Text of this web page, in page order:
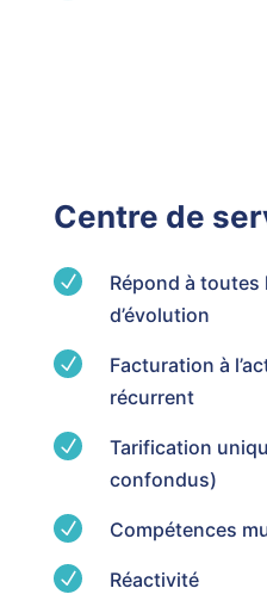
Centre de
N
Répond à toutes
d’évolution
N
Facturation à
récurrent
N
Tarification
confondus)
N Compétences
N Réactivité